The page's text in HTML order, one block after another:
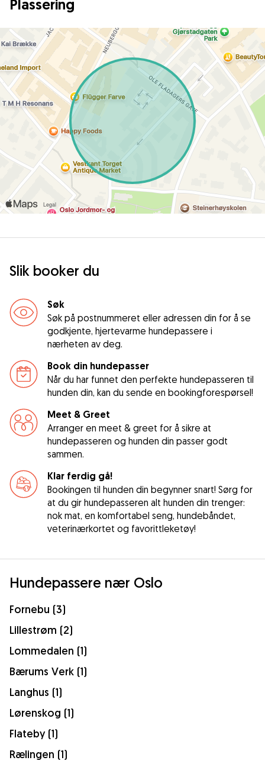
Plassering
Slik booker du
Søk
Søk på postnummeret eller adressen din for å se
godkjente, hjertevarme hundepassere i
nærheten av deg.
Book din hundepasser
Når du har funnet den perfekte hundepasseren til
hunden din, kan du sende en bookingforespørsel!
Meet & Greet
Arranger en meet & greet for å sikre at
hundepasseren og hunden din passer godt
sammen.
Klar ferdig gå!
Bookingen til hunden din begynner snart! Sørg for
at du gir hundepasseren alt hunden din trenger:
nok mat, en komfortabel seng, hundebåndet,
veterinærkortet og favorittleketøy!
Hundepassere nær Oslo
Fornebu (3)
Lillestrøm (2)
Lommedalen (1)
Bærums Verk (1)
Langhus (1)
Lørenskog (1)
Flateby (1)
Rælingen (1)